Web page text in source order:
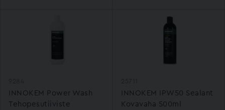
INNOKEM Power Wash
Tehopesutiiviste
INNOKEM IPW50 Sealant
Kovavaha 500ml